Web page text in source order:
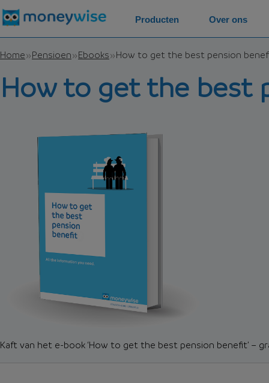
Home Pensioen Ebooks How to get the best pension
How to get the best
Kaft van het e-book ‘How to get the best pension benefit’ –
Producten Over ons